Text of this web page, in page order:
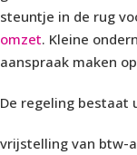
steuntje in de rug
omzet. Kleine
aanspraak maken
De regeling bestaat
vrijstelling van btw-